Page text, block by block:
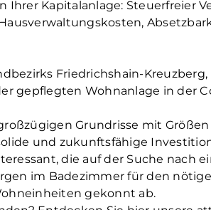
Kapitalanlage: Steuerfreier
Friedrichshain-
gepflegten Wohnanlage in der
Grundrisse mit Größen
und zukunftsfähige
die auf der Suche nach
im Badezimmer für den
gekonnt ab.